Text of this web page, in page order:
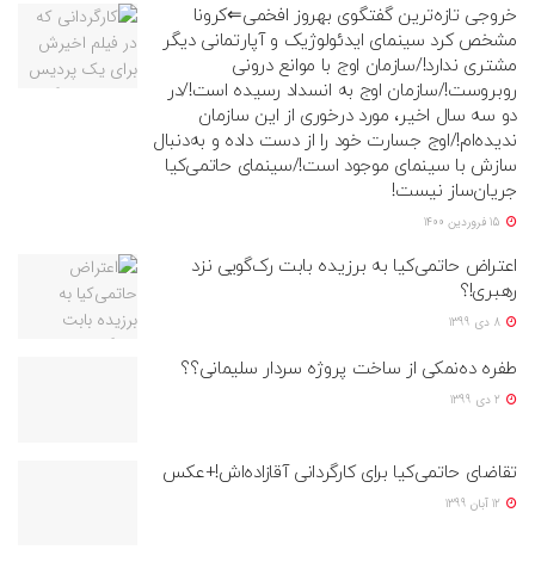
خروجی تازه‌ترین گفتگوی بهروز افخمی⇐کرونا
مشخص کرد سینمای ایدئولوژیک و آپارتمانی دیگر
مشتری ندارد!/سازمان اوج با موانع درونی
روبروست!/سازمان اوج به انسداد رسیده است!/در
دو سه سال اخیر، مورد درخوری از این سازمان
ندیده‌ام!/اوج جسارت خود را از دست داده و به‌دنبال
سازش با سینمای موجود است!/سینمای حاتمی‌کیا
جریان‌ساز نیست!
اعتراض حاتمی‌کیا به برزیده بابت رک‌گویی نزد
رهبری!؟
طفره ده‌نمکی از ساخت پروژه سردار سلیمانی؟؟
تقاضای حاتمی‌کیا برای کارگردانی آقازاده‌اش!+عکس